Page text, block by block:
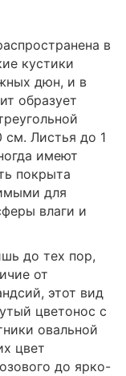
в
кустики
дюн, и в
образует
Листья до 1
имеют
покрыта
для
влаги и
до тех пор,
от
этот вид
цветонос с
овальной
цвет
до ярко-